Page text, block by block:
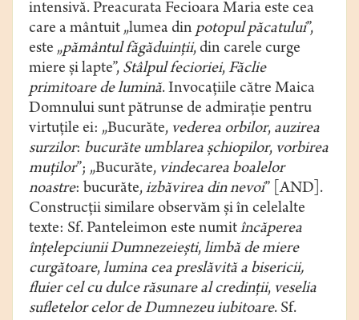
intensivă. Preacurata Fecioara Maria este cea
care a mântuit „lumea din potopul păcatului”,
este „pământul făgăduinții, din carele curge
miere și lapte”, Stâlpulfecioriei,Făclie
primitoare de lumină. Invocațiile către Maica
Domnului sunt pătrunse de admirație pentru
virtuțile ei: „Bucurăte, vederea orbilor, auzirea
surzilor: bucurăte umblarea șchiopilor, vorbirea
muților”; „Bucurăte, vindecarea boalelor
noastre: bucurăte,izbăvirea din nevoi” [AND].
Construcții similare observăm și în celelalte
texte: Sf. Panteleimon este numitîncăperea
înțelepciuniiDumnezeiești,limbă de miere
curgătoare,lumina cea preslăvită a bisericii,
fluier cel cu dulce răsunare al credinții, veselia
sufletelor celor de Dumnezeu iubitoare. Sf.